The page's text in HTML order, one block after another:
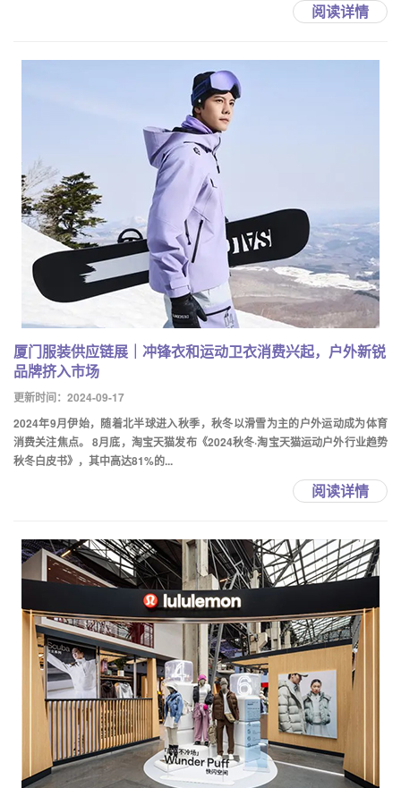
阅读详情
厦门服装供应链展｜冲锋衣和运动卫衣消费兴起，户外新锐
品牌挤入市场
更新时间：2024-09-17
2024年9月伊始，随着北半球进入秋季，秋冬以滑雪为主的户外运动成为体育
消费关注焦点。 8月底，淘宝天猫发布《2024秋冬·淘宝天猫运动户外行业趋势
秋冬白皮书》，其中高达81%的...
阅读详情